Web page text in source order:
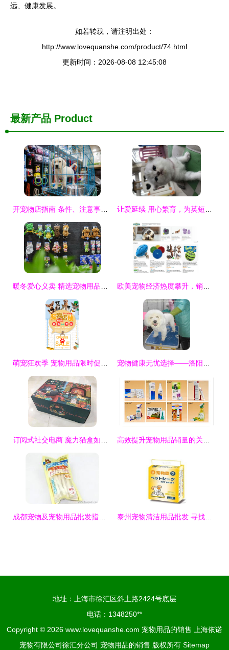
远、健康发展。
如若转载，请注明出处：
http://www.lovequanshe.com/product/74.html
更新时间：2026-08-08 12:45:08
最新产品 Product
地址：上海市徐汇区斜土路2424号底层
电话：1348250**
Copyright © 2026 www.lovequanshe.com 宠物用品的销售
上海依诺
宠物有限公司徐汇分公司 宠物用品的销售 版权所有 Sitemap